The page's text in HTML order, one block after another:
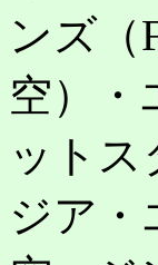
ンズ
空）・
ット
ジア・